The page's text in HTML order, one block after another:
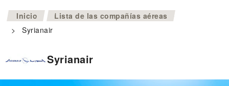
Inicio >
Lista de las compañías aéreas
>
Syrianair
Syrianair